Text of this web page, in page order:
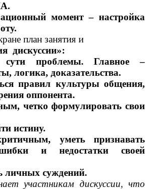
момент – настройка
план занятия и
дискуссии»:
сути проблемы. Главное –
логика, доказательства.
правил культуры общения,
оппонента.
четко формулировать свои
истину.
уметь признавать
и недостатки своей
личных суждений.
участникам дискуссии, что